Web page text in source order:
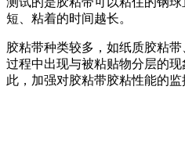
短、粘着的时间越长。
胶粘带种类较多，如纸质胶粘
过程中出现与被粘贴物分层的
此，加强对胶粘带胶粘性能的